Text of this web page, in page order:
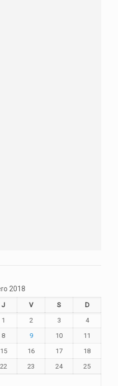
2018
J V S
D
1
2 3
4
8 9 10
11
15 16 17
18
22 23 24
25